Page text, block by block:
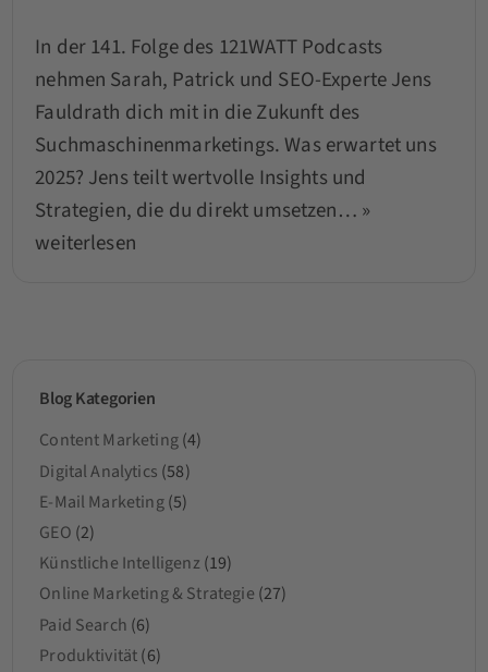
In der 141. Folge des 121WATT Podcasts
nehmen Sarah, Patrick und SEO-Experte Jens
Fauldrath dich mit in die Zukunft des
Suchmaschinenmarketings. Was erwartet uns
2025? Jens teilt wertvolle Insights und
Strategien, die du direkt umsetzen… »
weiterlesen
Blog Kategorien
Content Marketing(4)
Digital Analytics (58)
E-Mail Marketing(5)
GEO (2)
Künstliche Intelligenz(19)
Online Marketing & Strategie (27)
Paid Search (6)
Produktivität(6)